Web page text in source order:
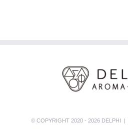
© COPYRIGHT 2020 - 2026 DELPHI